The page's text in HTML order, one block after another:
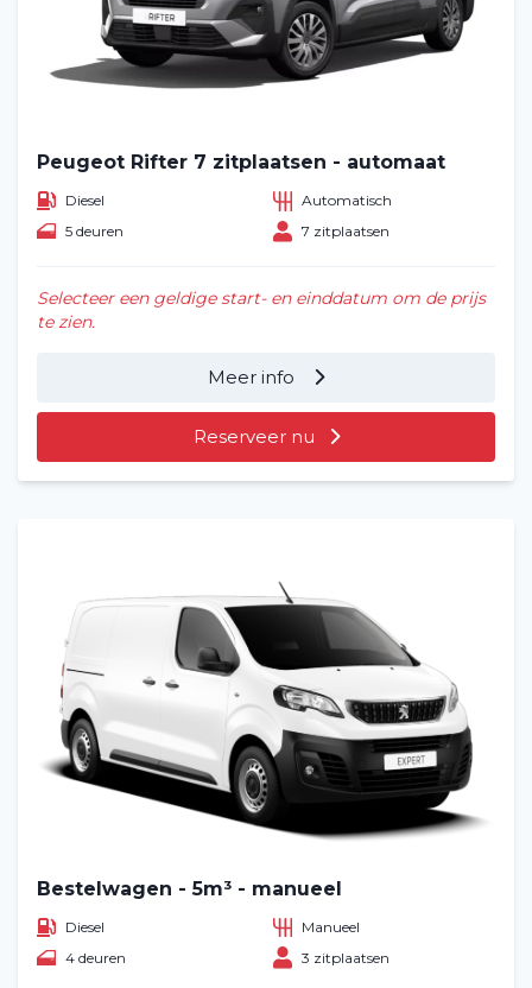
Peugeot Rifter 7 zitplaatsen - automaat
Diesel
Automatisch
5 deuren
7 zitplaatsen
Selecteer een geldige start- en einddatum om de prijs
te zien.
Meer info
Reserveer nu
Bestelwagen - 5m³ - manueel
Diesel
Manueel
4 deuren
3 zitplaatsen